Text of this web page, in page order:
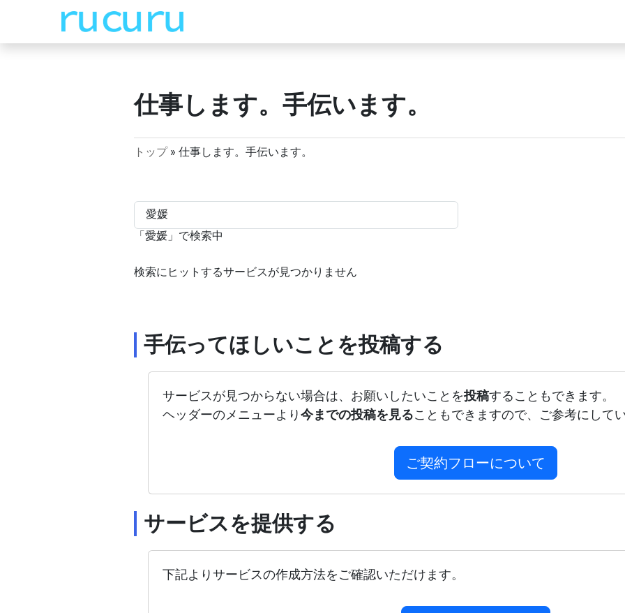
仕事します。手伝います。
トップ» 仕事します。手伝います。
「愛媛 」で検索中
検索にヒットするサービスが見つかりません
手伝ってほしいことを投稿する
サービスが見つからない場合は、お願いしたいことを投稿することもできます。
ヘッダーのメニューより今までの投稿を見ることもできますので、ご参考にして
ご契約フローについて
サービスを提供する
下記よりサービスの作成方法をご確認いただけます。